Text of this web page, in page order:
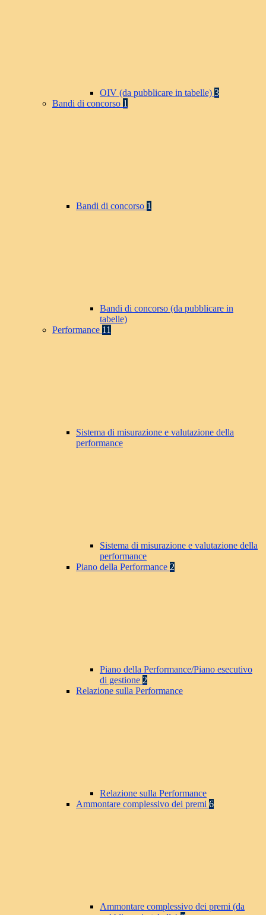
OIV (da pubblicare in tabelle) 3
Bandi di concorso 1
Bandi di concorso 1
Bandi di concorso (da pubblicare in
tabelle)
Performance 11
Sistema di misurazione e valutazione della
performance
Sistema di misurazione e valutazione della
performance
Piano della Performance 2
Piano della Performance/Piano esecutivo
di gestione 2
Relazione sulla Performance
Relazione sulla Performance
Ammontare complessivo dei premi 6
Ammontare complessivo dei premi (da